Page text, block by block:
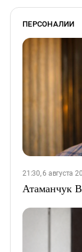
ПЕРСОНАЛИИ
21:30, 6 августа
Атаманчук